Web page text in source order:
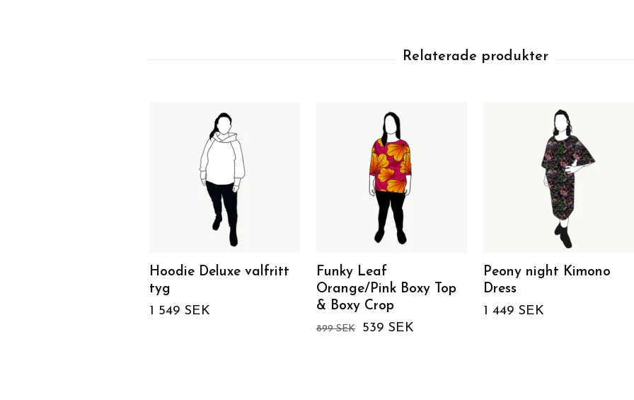
Hoodie Deluxe valfritt
tyg
1 549 SEK
Funky Leaf
Orange/Pink Boxy Top
& Boxy Crop
899 SEK 539 SEK
Peony night Kimono
Dress
1 449 SEK